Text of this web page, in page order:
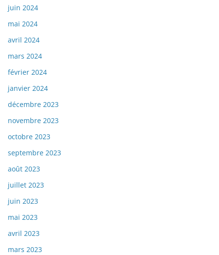
juin 2024
mai 2024
avril 2024
mars 2024
février 2024
janvier 2024
décembre 2023
novembre 2023
octobre 2023
septembre 2023
août 2023
juillet 2023
juin 2023
mai 2023
avril 2023
mars 2023